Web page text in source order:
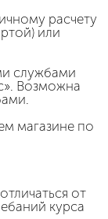
расчету
или
службами
Возможна
магазине по
от
курса